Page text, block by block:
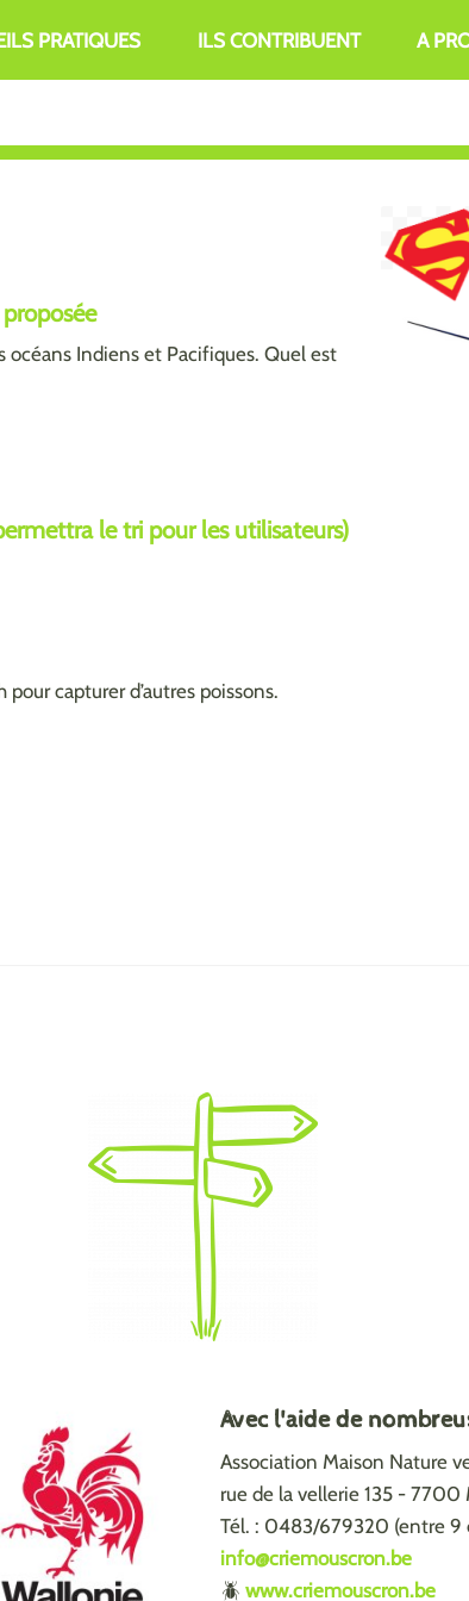
PRATIQUES ILS CONTRIBUENT A
océans Indiens et Pacifiques. Quel est
le tri pour les utilisateurs)
pour capturer d’autres poissons.
Avec l'aide de
Association Maison Nature
rue de la vellerie 135 - 7700
Tél. : 0483/679320 (entre 9
info@criemouscron.be
🪲 www.criemouscron.be